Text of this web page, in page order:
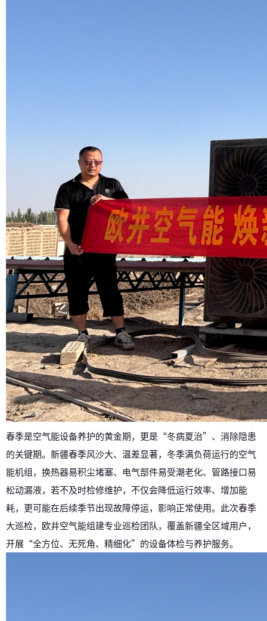
春季是空气能设备养护的黄金期，更是“冬病夏治”、消除隐患
的关键期。新疆春季风沙大、温差显著，冬季满负荷运行的空气
能机组，换热器易积尘堵塞、电气部件易受潮老化、管路接口易
松动漏液，若不及时检修维护，不仅会降低运行效率、增加能
耗，更可能在后续季节出现故障停运，影响正常使用。此次春季
大巡检，欧井空气能组建专业巡检团队，覆盖新疆全区域用户，
开展“全方位、无死角、精细化”的设备体检与养护服务。